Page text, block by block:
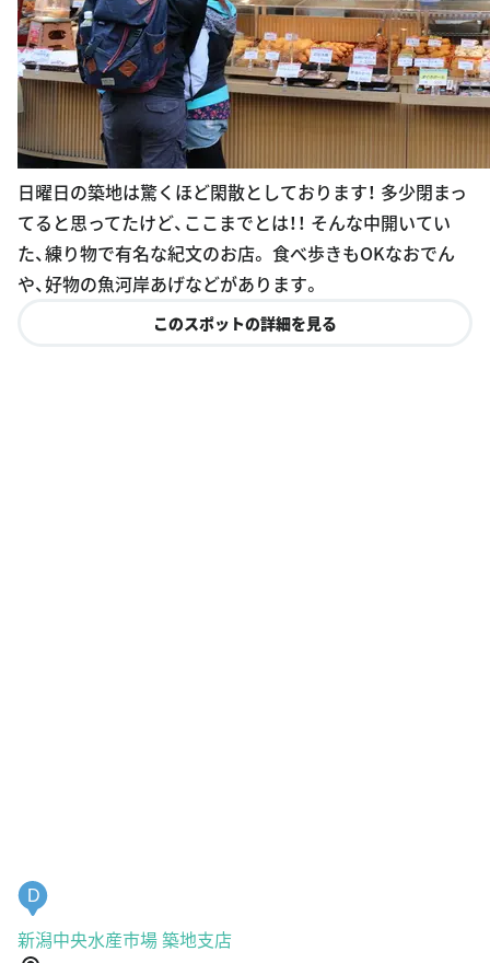
日曜日の築地は驚くほど閑散としております！ 多少閉まっ
てると思ってたけど、ここまでとは！！ そんな中開いてい
た、練り物で有名な紀文のお店。 食べ歩きもOKなおでん
や、好物の魚河岸あげなどがあります。
このスポットの詳細を見る
D
新潟中央水産市場 築地支店